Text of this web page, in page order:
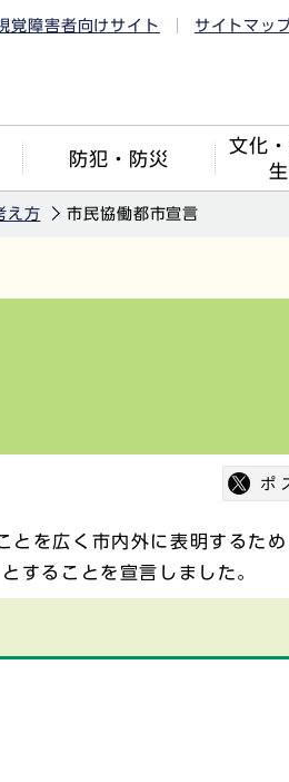
覚障害者向けサイト サイトマッ
防犯・防災
文化
え方 市民協働都市宣言
とを広く市内外に表明する
することを宣言しました。